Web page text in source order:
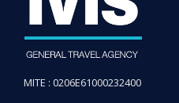
MITE : 0206E61000232400